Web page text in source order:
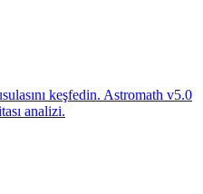
keşfedin. Astromath v5.0
analizi.